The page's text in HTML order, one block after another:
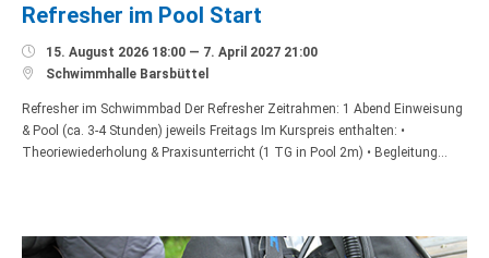
Refresher im Pool Start
 15. August 2026 18:00 — 7. April 2027 21:00
 Schwimmhalle Barsbüttel
Refresher im Schwimmbad Der Refresher Zeitrahmen: 1 Abend Einweisung
& Pool (ca. 3-4 Stunden) jeweils Freitags Im Kurspreis enthalten: •
Theoriewiederholung & Praxisunterricht (1 TG in Pool 2m) • Begleitung…